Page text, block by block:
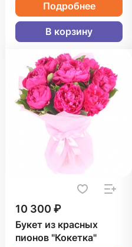
Подробнее
В корзину
10 300 ₽
Букет из красных
пионов "Кокетка"